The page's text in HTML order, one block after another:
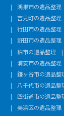
鴻巣市の遺品整理
吉見町の遺品整理
行田市の遺品整理
野田市の遺品整理
柏市の遺品整理
浦安市の遺品整理
鎌ヶ谷市の遺品整
八千代市の遺品整
四街道市の遺品整
美浜区の遺品整理